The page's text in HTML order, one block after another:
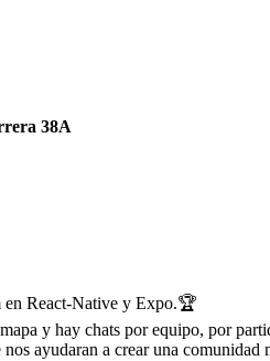
38A
en React-Native y Expo.🏆
y hay chats por equipo, por
ayudaran a crear una comunidad